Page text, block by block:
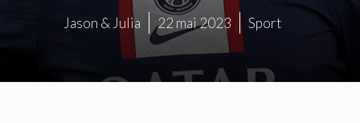
Jason & Julia 22 mai 2023 Sport